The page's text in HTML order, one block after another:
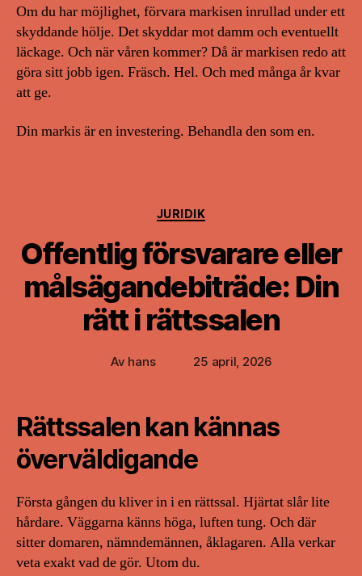
Om du har möjlighet, förvara markisen inrullad under ett
skyddande hölje. Det skyddar mot damm och eventuellt
läckage. Och när våren kommer? Då är markisen redo att
göra sitt jobb igen. Fräsch. Hel. Och med många år kvar
att ge.
Din markis är en investering. Behandla den som en.
Kategorier
JURIDIK
Offentlig försvarare eller
målsägandebiträde: Din
rätt i rättssalen
Inläggsförfattare
Av hans Inläggsdatum
25 april, 2026
Rättssalen kan kännas
överväldigande
Första gången du kliver in i en rättssal. Hjärtat slår lite
hårdare. Väggarna känns höga, luften tung. Och där
sitter domaren, nämndemännen, åklagaren. Alla verkar
veta exakt vad de gör. Utom du.